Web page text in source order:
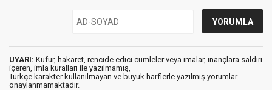
UYARI: Küfür, hakaret, rencide edici cümleler veya imalar, inançlara saldırı
içeren, imla kuralları ile yazılmamış,
Türkçe karakter kullanılmayan ve büyük harflerle yazılmış yorumlar
onaylanmamaktadır.